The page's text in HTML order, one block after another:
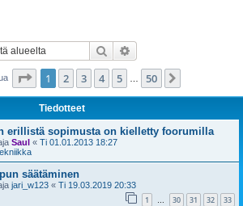
Etsi
Sivu /50
1 2 3 4 5 50
Tiedotteet
erillistä sopimusta on kielletty foorumilla
Saul « Ti 01.01.2013 18:27
säätäminen
jari_w123 « Ti 19.03.2019 20:33
1 … 30 31 32 33